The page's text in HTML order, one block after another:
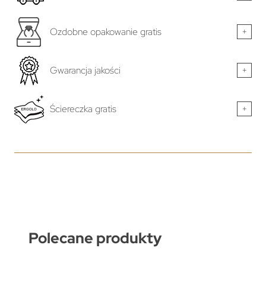
Ozdobne opakowanie gratis +
Gwarancja jakości +
Ściereczka gratis +
Polecane produkty